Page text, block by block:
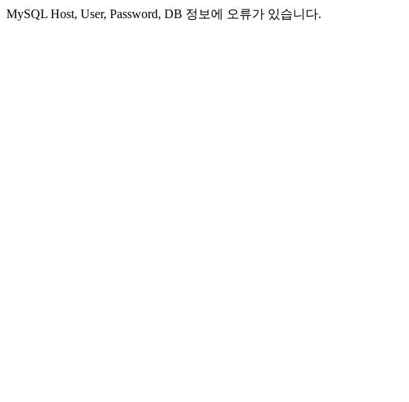
MySQL Host, User, Password, DB 정보에 오류가 있습니다.